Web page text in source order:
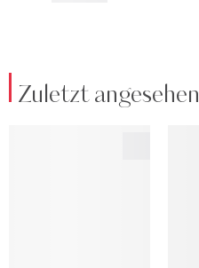
Zuletzt angesehen